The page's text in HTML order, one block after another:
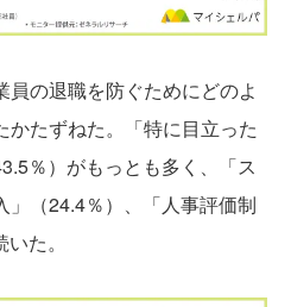
の退職を防ぐためにどのよ
かたずねた。「特に目立った
％）がもっとも多く、「ス
」（24.4％）、「人事評価制
た。